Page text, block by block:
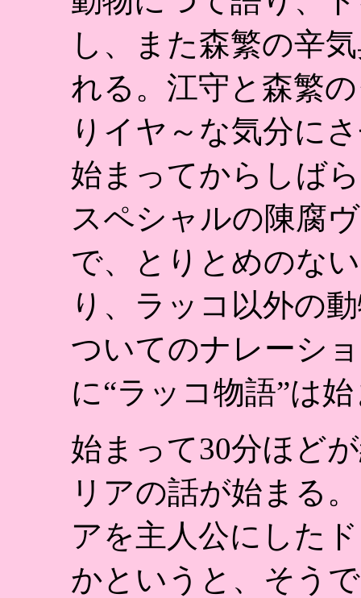
し、また森繁の辛
れる。江守と森繁
りイヤ～な気分に
始まってからしば
スペシャルの陳腐
で、とりとめのな
り、ラッコ以外の
ついてのナレーシ
に“ラッコ物語”は
始まって30分ほど
リアの話が始まる
アを主人公にした
かというと、そう